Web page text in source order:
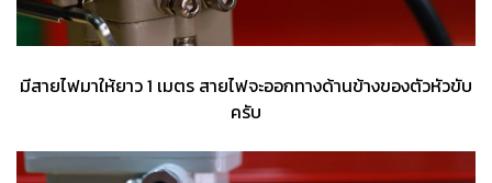
มีสายไฟมาให้ยาว 1 เมตร สายไฟจะออกทางด้านข้างของตัวหัวขับ
ครับ